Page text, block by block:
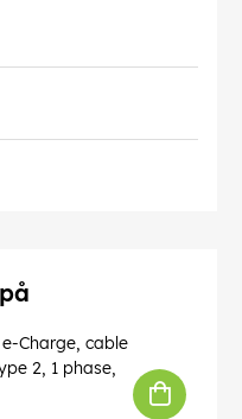
e-Charge, cable
2, 1 phase,